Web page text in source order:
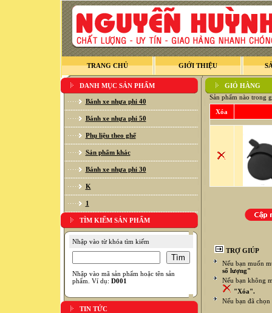
TRANG CHỦ GIỚI THIỆU
DANH MỤC SẢN PHẨM
Bánh xe nhựa phi 40
Bánh xe nhựa phi 50
Phụ liệu theo ghế
Sản phẩm khác
Bánh xe nhựa phi 30
K
1
TÌM KIẾM SẢN PHẨM
Nhập vào từ khóa tìm kiếm
Nhập vào mã sản phẩm hoặc tên sản
phẩm. Ví dụ: D001
TIN TỨC
GIỎ HÀNG
Sản phẩm nào trong
Xóa
TRỢ GIÚP
Nếu bạn muốn
số lượng"
Nếu bạn không
"Xóa".
Nếu bạn đã